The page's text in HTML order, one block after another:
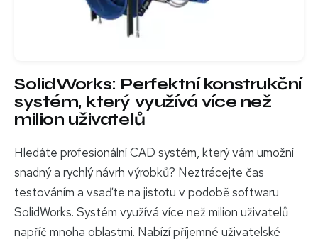
SolidWorks: Perfektní konstrukční
systém, který využívá více než
milion uživatelů
Hledáte profesionální CAD systém, který vám umožní
snadný a rychlý návrh výrobků? Neztrácejte čas
testováním a vsaďte na jistotu v podobě softwaru
SolidWorks. Systém využívá více než milion uživatelů
napříč mnoha oblastmi. Nabízí příjemné uživatelské